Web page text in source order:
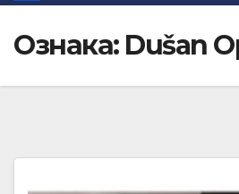
Ознака: Dušan